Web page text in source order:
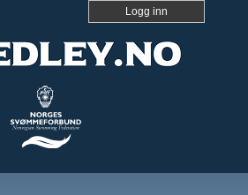
Logg inn